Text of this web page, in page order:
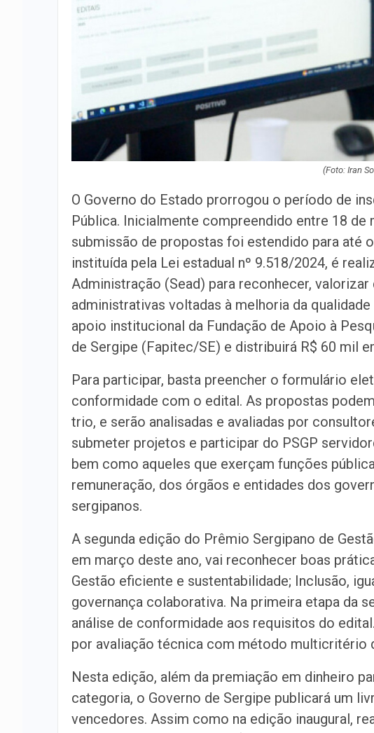
(Foto: Iran
O Governo do Estado prorrogou o período de
Pública. Inicialmente compreendido entre 18 de
submissão de propostas foi estendido para até
instituída pela Lei estadual nº 9.518/2024, é
Administração (Sead) para reconhecer,
administrativas voltadas à melhoria da
apoio institucional da Fundação de Apoio à
de Sergipe (Fapitec/SE) e distribuirá R$ 60 mil
Para participar, basta preencher o formulário
conformidade com o edital. As propostas
trio, e serão analisadas e avaliadas por
submeter projetos e participar do PSGP
bem como aqueles que exerçam funções
remuneração, dos órgãos e entidades dos
sergipanos.
A segunda edição do Prêmio Sergipano de
em março deste ano, vai reconhecer boas
Gestão eficiente e sustentabilidade; Inclusão,
governança colaborativa. Na primeira etapa da
análise de conformidade aos requisitos do
por avaliação técnica com método multicritério
Nesta edição, além da premiação em dinheiro
categoria, o Governo de Sergipe publicará um
vencedores. Assim como na edição inaugural,